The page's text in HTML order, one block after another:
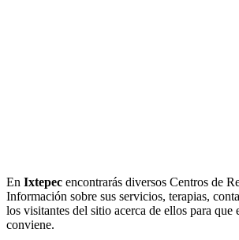
En Ixtepec encontrarás diversos Centros de
Información sobre sus servicios, terapias,
los visitantes del sitio acerca de ellos para que
conviene.